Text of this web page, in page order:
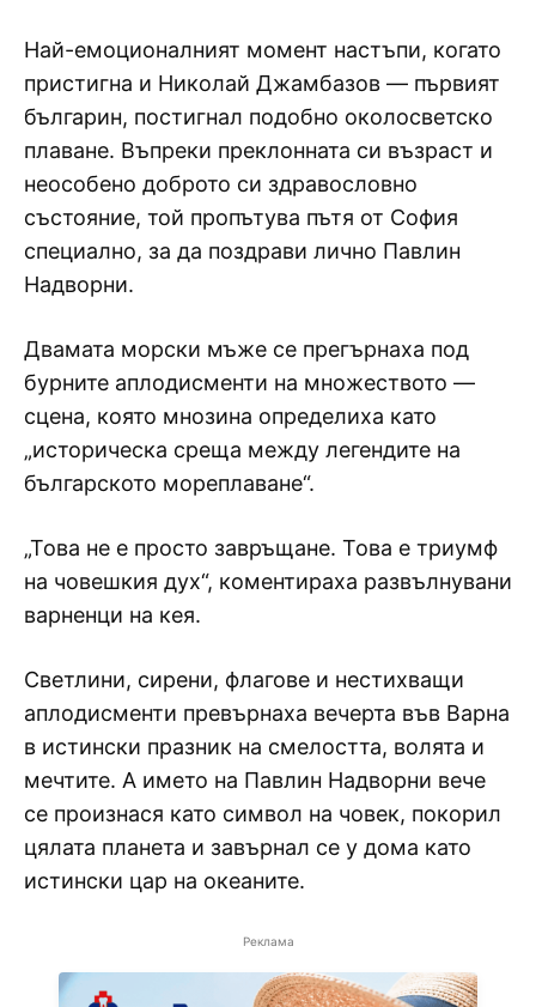
Най-емоционалният момент настъпи, когато
пристигна и Николай Джамбазов — първият
българин, постигнал подобно околосветско
плаване. Въпреки преклонната си възраст и
неособено доброто си здравословно
състояние, той пропътува пътя от София
специално, за да поздрави лично Павлин
Надворни.
Двамата морски мъже се прегърнаха под
бурните аплодисменти на множеството —
сцена, която мнозина определиха като
„историческа среща между легендите на
българското мореплаване“.
„Това не е просто завръщане. Това е триумф
на човешкия дух“, коментираха развълнувани
варненци на кея.
Светлини, сирени, флагове и нестихващи
аплодисменти превърнаха вечерта във Варна
в истински празник на смелостта, волята и
мечтите. А името на Павлин Надворни вече
се произнася като символ на човек, покорил
цялата планета и завърнал се у дома като
истински цар на океаните.
Реклама